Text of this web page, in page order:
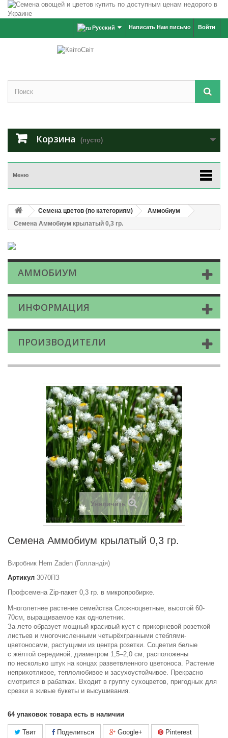
Войти
Написать Нам письмо
Русский
Корзина (пусто)
Меню
Семена цветов (по категориям)
Аммобиум
Семена Аммобиум крылатый 0,3 гр.
АММОБИУМ
ИНФОРМАЦИЯ
ПРОИЗВОДИТЕЛИ
Увеличить
Семена Аммобиум крылатый 0,3 гр.
Виробник Hem Zaden (Голландія)
Артикул 3070ПЗ
Профсемена Zip-пакет 0,3 гр. в микропробирке.
Многолетнее растение семейства Сложноцветные, высотой 60-
70см, выращиваемое как однолетник.
За лето образует мощный красивый куст с прикорневой розеткой
листьев и многочисленными четырёхгранными стеблями-
цветоносами, растущими из центра розетки. Соцветия белые
с жёлтой серединой, диаметром 1,5–2,0 см, расположены
по несколько штук на концах разветвленного цветоноса. Растение
неприхотливое, теплолюбивое и засухоустойчивое. Прекрасно
смотрится в рабатках. Входит в группу сухоцветов, пригодных для
срезки в живые букеты и высушивания.
64 упаковок товара есть в наличии
Твит Поделиться Google+ Pinterest